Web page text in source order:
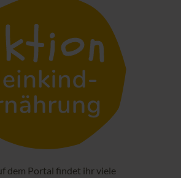
dem Portal findet ihr viele